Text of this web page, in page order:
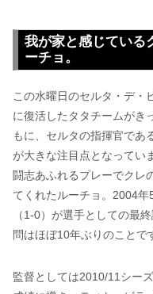
我が家と感じている
ーチョ。
この水曜日のセルタ・デ・
に復活したタタチームがき
もに、セルタの指揮官であ
が大きな注目点となってい
闘志あふれるプレーでクレ
てくれたルーチョ。2004
（1-0）が選手としての最
問はほぼ10年ぶりのことで
監督としては2010/11シー